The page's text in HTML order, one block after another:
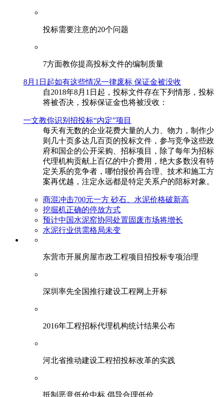
投标需要注意的20个问题
​7方面教你提高投标文件的编制质量
8月1日起如有这些情况一律废标 保证金被没收
自2018年8月1日起，投标文件存在下列情形，投标
将被否决，投标保证金也将被没收：
一文教你识别招投标“内定”项目
每天有无数的企业花费大量的人力、物力，制作少
则几十页多达几百页的投标文件，参与竞争这些政
府和国企的公开采购、招标项目，除了每年为招标
代理机构贡献上百亿的中介费用，绝大多数没有特
定关系的竞争者，哪怕报价再合理、技术和施工方
案再优越，注定永远都是特定关系户的陪标对象。
商混冲击700元一方 砂石、水泥价格破新高
挖掘机正确的停放方式
预计中国水泥窑协同处置固废市场将增长
水泥行业供需格局未变
东营市开展房屋市政工程项目招投标专项治理
深圳率先全国推行建设工程网上开标
2016年工程招标代理机构统计结果公布
河北省推动建设工程招投标改革的实践
抵制恶意低价中标 倡导合理低价